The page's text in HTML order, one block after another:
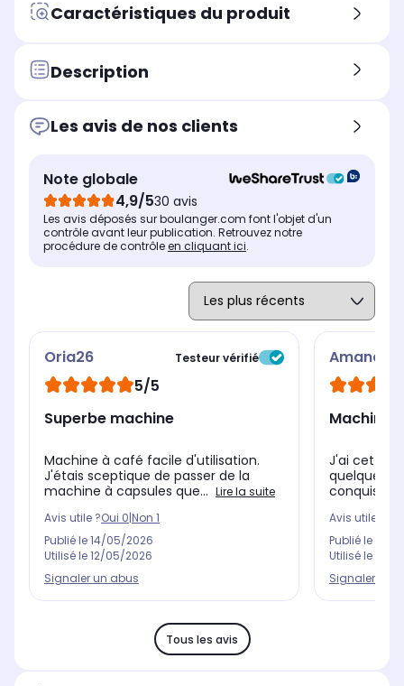
Caractéristiques du produit
Description
Les avis de nos clients
Note globale
4,9/530 avis
Les avis déposés sur boulanger.com font l'objet d'un
contrôle avant leur publication. Retrouvez notre
procédure de contrôleen cliquant ici.
Oria26 Testeur vérifié
5/5
Superbe machine
Machine à café facile d'utilisation.
J'étais sceptique de passer de la
machine à capsules que... Lire la suite
Avis utile ?Oui 0 Non 1
Publié le14/05/2026
Utilisé le12/05/2026
Signaler un abus
Machine
J'ai cette
quelques
conquise,
Avis utile ?
Publié le
Utilisé le
Signaler un
Tous les avis